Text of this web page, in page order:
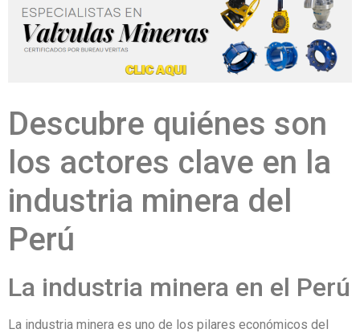
Descubre quiénes son
los actores clave en la
industria minera del
Perú
La industria minera en el Perú
La industria minera es uno de los pilares económicos del